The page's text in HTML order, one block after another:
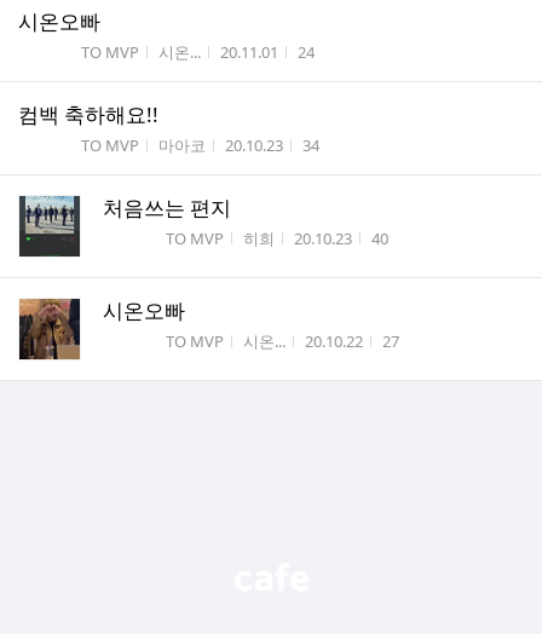
시온오빠
TO MVP 작성자
시온... 작성시간
20.11.01 조회수
24
컴백 축하해요!!
TO MVP 작성자
마아코 작성시간
20.10.23 조회수
34
처음쓰는 편지
TO MVP 작성자
히희 작성시간
20.10.23 조회수
40
시온오빠
TO MVP 작성자
시온... 작성시간
20.10.22 조회수
27